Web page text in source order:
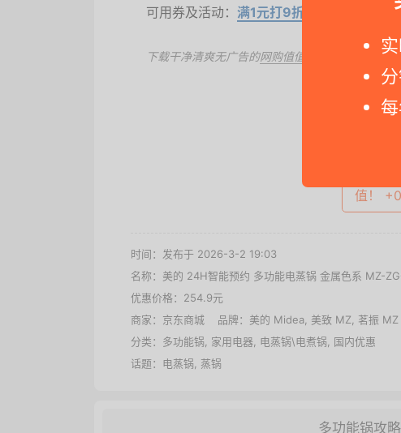
可用券及活动： 满1元打9折 、以旧换新补
下载干净清爽无广告的网购值值值App ，第一时
值！ +0
时间：发布于 2026-3-2 19:03
名称： 美的 24H智能预约 多功能电蒸锅 金属色系 MZ-
优惠价格： 254.9元
商家： 京东商城 品牌： 美的 Midea 美致 MZ
茗振 MZ
分类： 多功能锅 家用电器 电蒸锅\电煮锅
国内优惠
话题： 电蒸锅 蒸锅
多功能锅攻略